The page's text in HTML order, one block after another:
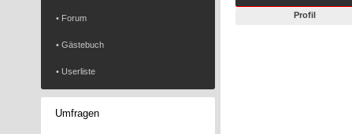
• Forum
• Gästebuch
• Userliste
Umfragen
Profil